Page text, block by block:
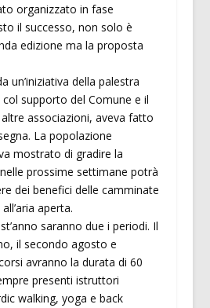
organizzato in fase
il successo, non solo è
edizione ma la proposta
un’iniziativa della palestra
col supporto del Comune e il
associazioni, aveva fatto
La popolazione
mostrato di gradire la
prossime settimane potrà
dei benefici delle camminate
aperta.
saranno due i periodi. Il
il secondo agosto e
avranno la durata di 60
presenti istruttori
walking, yoga e back